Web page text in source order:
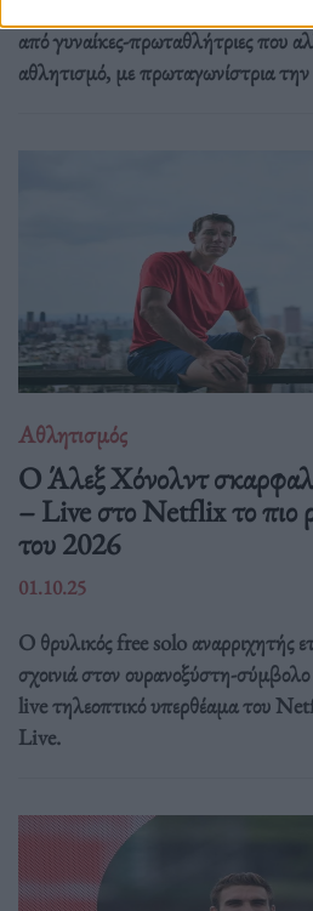
από γυναίκες-πρωταθλήτριες που
αθλητισμό, με πρωταγωνίστρια
Αθλητισμός
Ο Άλεξ Χόνολντ
– Live στο Netflix το πιο
του 2026
01.10.25
Ο θρυλικός free solo αναρριχητής
σχοινιά στον ουρανοξύστη-
live τηλεοπτικό υπερθέαμα του
Live.